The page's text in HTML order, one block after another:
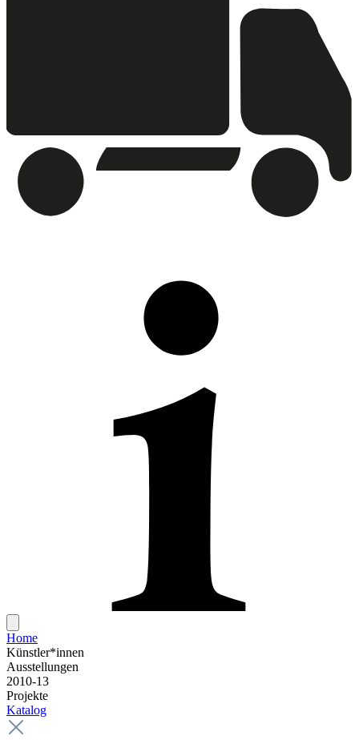
Home
Künstler*innen
Ausstellungen
2010-13
Projekte
Katalog